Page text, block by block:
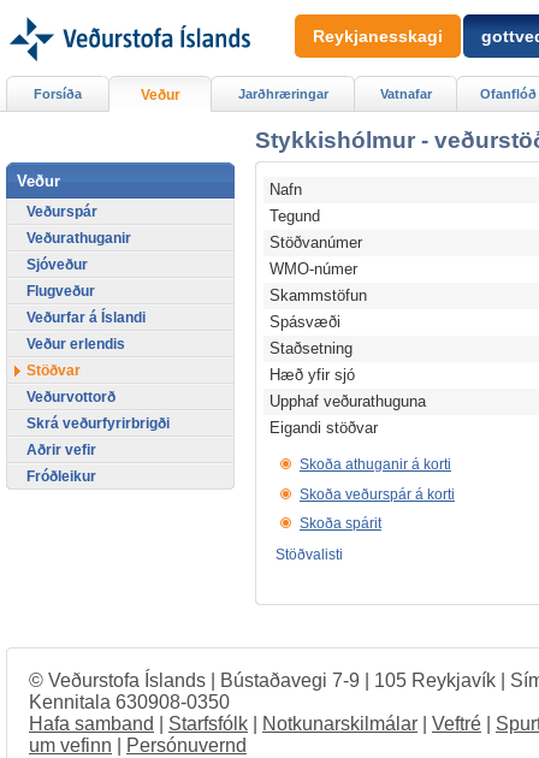
Stykkishólmur -
Nafn
Tegund
Stöðvanúmer
WMO-númer
Skammstöfun
Spásvæði
Staðsetning
Hæð yfir sjó
Upphaf veðurathuguna
Eigandi stöðvar
Skoða athuganir á korti
Skoða veðurspár á korti
Skoða spárit
Stöðvalisti
Forsíða Veður Jarðhræringar Vatnafar Ofanflóð
Veður
Veðurspár
Veðurathuganir
Sjóveður
Flugveður
Veðurfar á Íslandi
Veður erlendis
Stöðvar
Veðurvottorð
Skrá veðurfyrirbrigði
Aðrir vefir
Fróðleikur
Reykjanesskagi
© Veðurstofa Íslands | Bústaðavegi 7-9 | 105 Reykjavík |
Kennitala 630908-0350
Hafa samband
Starfsfólk Notkunarskilmálar Veftré
um vefinn
Persónuvernd